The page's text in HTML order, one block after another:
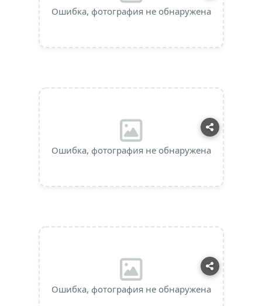
Ошибка, фотография не обнаружена
Ошибка, фотография не обнаружена
Ошибка, фотография не обнаружена